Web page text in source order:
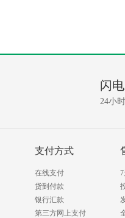
闪
24小
支付方式
在线支付
货到付款
银行汇款
第三方网上支付